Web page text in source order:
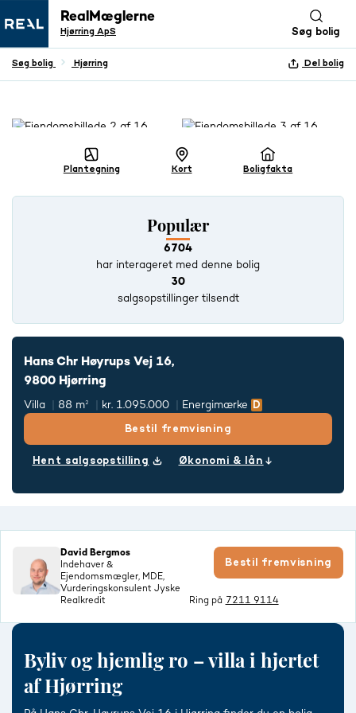
RealMæglerne
Hjørring ApS Søg bolig
Søg bolig Hjørring Del bolig
+ 15 BILLEDER
Boligfakta
Plantegning Kort
Populær
6704
har interageret med denne bolig
30
salgsopstillinger tilsendt
Hans Chr Høyrups Vej 16,
9800 Hjørring
Villa 88 m² kr. 1.095.000 Energimærke
Bestil fremvisning
Hent salgsopstilling Økonomi & lån
David Bergmos
Indehaver &
Ejendomsmægler, MDE,
Vurderingskonsulent Jyske
Realkredit
Bestil fremvisning
Ring på 7211 9114
Byliv og hjemlig ro – villa i hjertet
af Hjørring